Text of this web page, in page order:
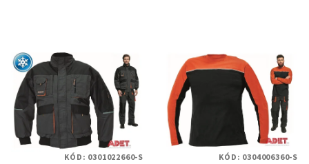
KÓD: 0301022660-S KÓD: 0304006360-S